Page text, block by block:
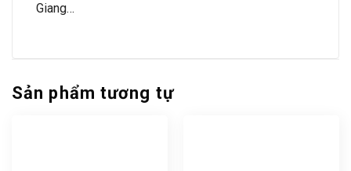
Giang…
Sản phẩm tương tự